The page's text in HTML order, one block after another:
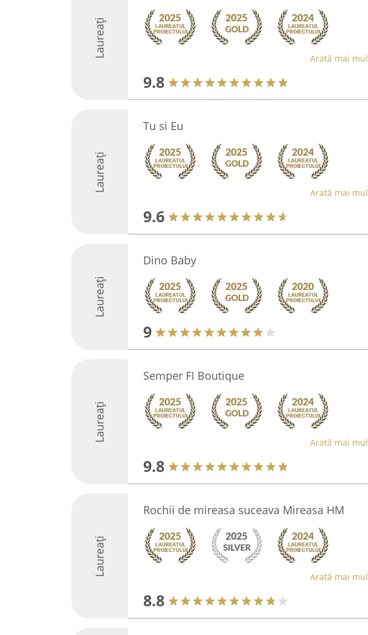
Laureați Arată mai
9.8
Laureați
Tu si Eu
Arată mai
9.6
Laureați
Dino Baby
9
Laureați
Semper FI Boutique
Arată mai
9.8
Laureați
Rochii de mireasa suceava Mireasa HM
Arată mai
8.8